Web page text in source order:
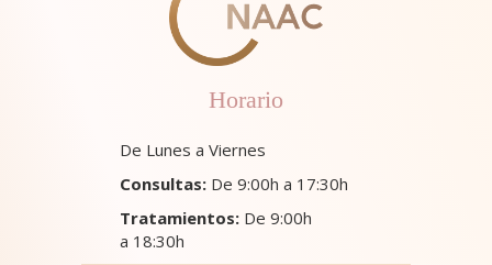
Horario
De Lunes a Viernes
Consultas: De 9:00h a 17:30h
Tratamientos: De 9:00h
a 18:30h